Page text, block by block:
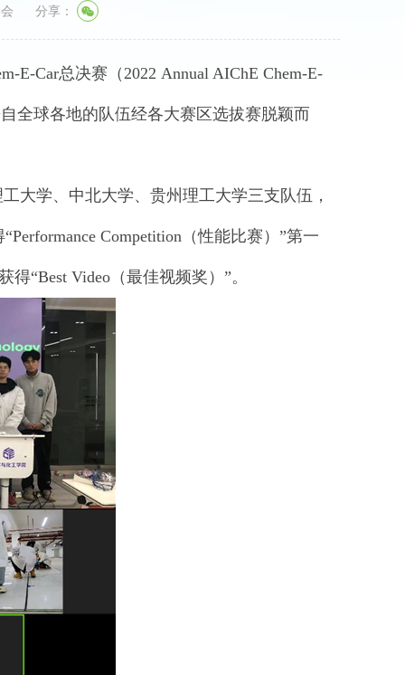
分享：
E-Car总决赛（2022 Annual AIChE Chem-E-
全球各地的队伍经各大赛区选拔赛脱颖而
大学、中北大学、贵州理工大学三支队伍，
Competition（性能比赛）”第一
“Best Video（最佳视频奖）”。